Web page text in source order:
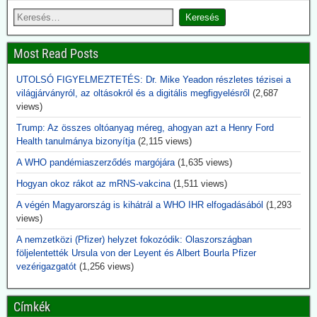
az oltóanyag-fejlesztések területén. Evvel egyidejűleg az alapítvány
növelte részesedését a Curevac és Biontech oltóanyaggyártó
cégekben.
2026.06.14. uncutnews.ch: Tulsi Gabbard, USA
Nemzeti Titkosszolgálat (ODNI) igazgató: 40
titkos virológia laboratórium Ukrajnában
Az Egyesült Államok világszerte több mint 120 laboratóriumot
támogatott több mint 30 országban – köztük több mint 40
intézményt Ukrajnában. A nyilvánosságra hozott dokumentumokból
az is kiderül, hogy ezek a laboratóriumok rendkívül veszélyes
kórokozókkal dolgoztak, és az Egyesült Államok biológiai
biztonsági feltételek mellett végzett tevékenységekre képezte ki az
ukrán tudósokat.
Aki eddig ezt szóba hozta, megkapta jelzőjét: Alusipkás
összeesküvés-teoretikus.
2026.06.14. JonFleetwood.com: A CDC csöndben
beismeri, hogy a génszekvenálás önmagában
nem bizonyítja a vírusátvitelt
A CDC a legújabb USA kanyaróesetek kapcsán csöndben beismeri,
Most Read Posts
UTOLSÓ FIGYELMEZTETÉS: Dr. Mike Yeadon részletes tézisei a
világjárványról, az oltásokról és a digitális megfigyelésről (2,687
views)
Trump: Az összes oltóanyag méreg, ahogyan azt a Henry Ford
Health tanulmánya bizonyítja (2,115 views)
A WHO pandémiaszerződés margójára (1,635 views)
Hogyan okoz rákot az mRNS-vakcina (1,511 views)
A végén Magyarország is kihátrál a WHO IHR elfogadásából (1,293
views)
A nemzetközi (Pfizer) helyzet fokozódik: Olaszországban
följelentették Ursula von der Leyent és Albert Bourla Pfizer
vezérigazgatót (1,256 views)
Címkék